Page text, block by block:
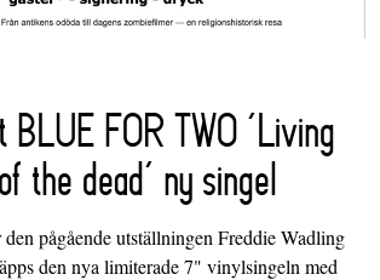
BLUE FOR TWO ‘Living
the dead’ ny singel
pågående utställningen Freddie Wadling
den nya limiterade 7" vinylsingeln med